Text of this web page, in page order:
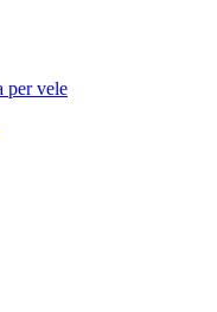
per vele